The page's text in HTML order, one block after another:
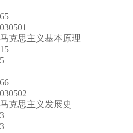
65
030501
马克思主义基本原理
15
5
66
030502
马克思主义发展史
3
3